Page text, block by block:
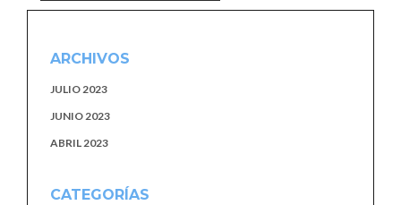
ARCHIVOS
JULIO 2023
JUNIO 2023
ABRIL 2023
CATEGORÍAS